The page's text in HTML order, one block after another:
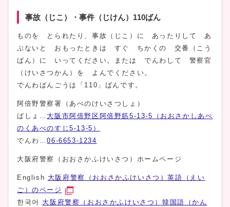
事故（じこ）・事件（じけん）110ばん
ものを とられたり、事故（じこ）に あったりして あ
ぶないと おもったときは すぐ ちかくの 交番（こう
ばん）に いってください。または でんわして 警察官
（けいさつかん）を よんでください。
でんわばんごうは「110」ばんです。
阿倍野警察署（あべのけいさつしょ）
ばしょ… 大阪市阿倍野区阿倍野筋5-13-5（おおさかしあべ
のくあべのすじ5-13-5）
でんわ…06-6653-1234
大阪府警察（おおさかふけいさつ）ホームページ
English 大阪府警察（おおさかふけいさつ）英語（えい
ご）のページ
한국어 大阪府警察（おおさかふけいさつ）韓国語（かん